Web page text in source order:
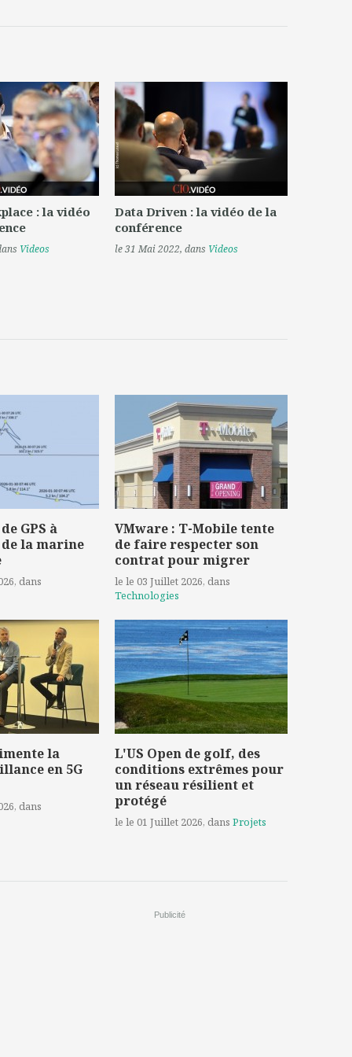
: la vidéo
Videos
Data Driven : la vidéo de la
conférence
le 31 Mai 2022, dans Videos
GPS à
la marine
, dans
VMware : T-Mobile tente
de faire respecter son
contrat pour migrer
le le 03 Juillet 2026, dans
Technologies
la
en 5G
, dans
L'US Open de golf, des
conditions extrêmes pour
un réseau résilient et
protégé
le le 01 Juillet 2026, dans Projets
Publicité